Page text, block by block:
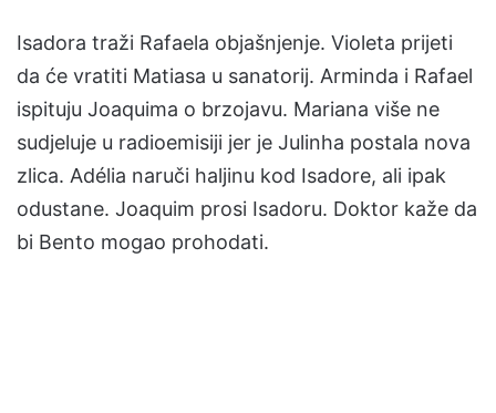
Isadora traži Rafaela objašnjenje. Violeta prijeti
da će vratiti Matiasa u sanatorij. Arminda i Rafael
ispituju Joaquima o brzojavu. Mariana više ne
sudjeluje u radioemisiji jer je Julinha postala nova
zlica. Adélia naruči haljinu kod Isadore, ali ipak
odustane. Joaquim prosi Isadoru. Doktor kaže da
bi Bento mogao prohodati.